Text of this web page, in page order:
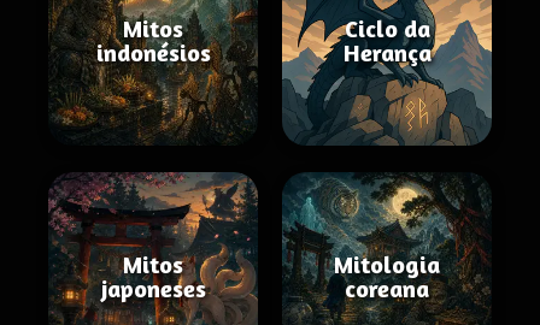
Mitos
indonésios
Ciclo da
Herança
Mitos
japoneses
Mitologia
coreana